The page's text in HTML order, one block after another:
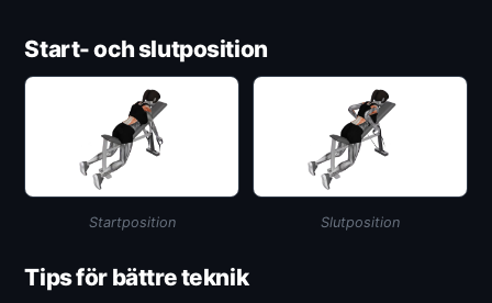
Start- och slutposition
Startposition Slutposition
Tips för bättre teknik